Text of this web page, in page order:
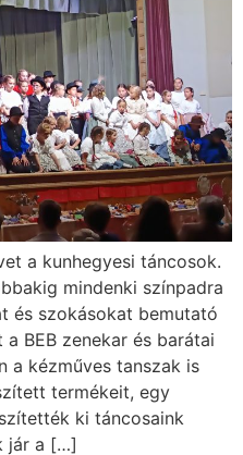
a kunhegyesi táncosok.
mindenki színpadra
és szokásokat bemutató
BEB zenekar és barátai
a kézműves tanszak is
termékeit, egy
ki táncosaink
jár a […]